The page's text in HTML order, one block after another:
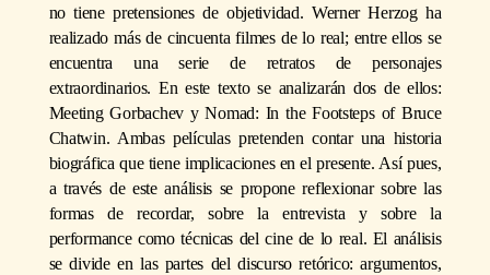
no tiene pretensiones de objetividad. Werner Herzog ha
realizado más de cincuenta filmes de lo real; entre ellos se
encuentra una serie de retratos de personajes
extraordinarios. En este texto se analizarán dos de ellos:
Meeting Gorbachev y Nomad: In the Footsteps of Bruce
Chatwin. Ambas películas pretenden contar una historia
biográfica que tiene implicaciones en el presente. Así pues,
a través de este análisis se propone reflexionar sobre las
formas de recordar, sobre la entrevista y sobre la
performance como técnicas del cine de lo real. El análisis
se divide en las partes del discurso retórico: argumentos,